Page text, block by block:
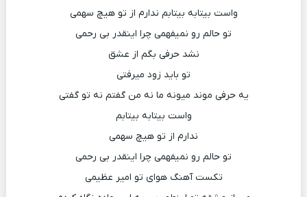
واست بیتابه بیتابم ندارم از تو هیچ سهمی
تو حالم رو نمیفهمی چرا اینقدر بی رحمی
نشد حرفی بگم از عشق
تو باید زود میرفتی
یه حرفی موند میونه ما نه من گفتم نه تو گفتی
واست بیتابه بیتابم
ندارم از تو هیچ سهمی
تو حالم رو نمیفهمی چرا اینقدر بی رحمی
تکست آهنگ هوای تو امیر عظیمی